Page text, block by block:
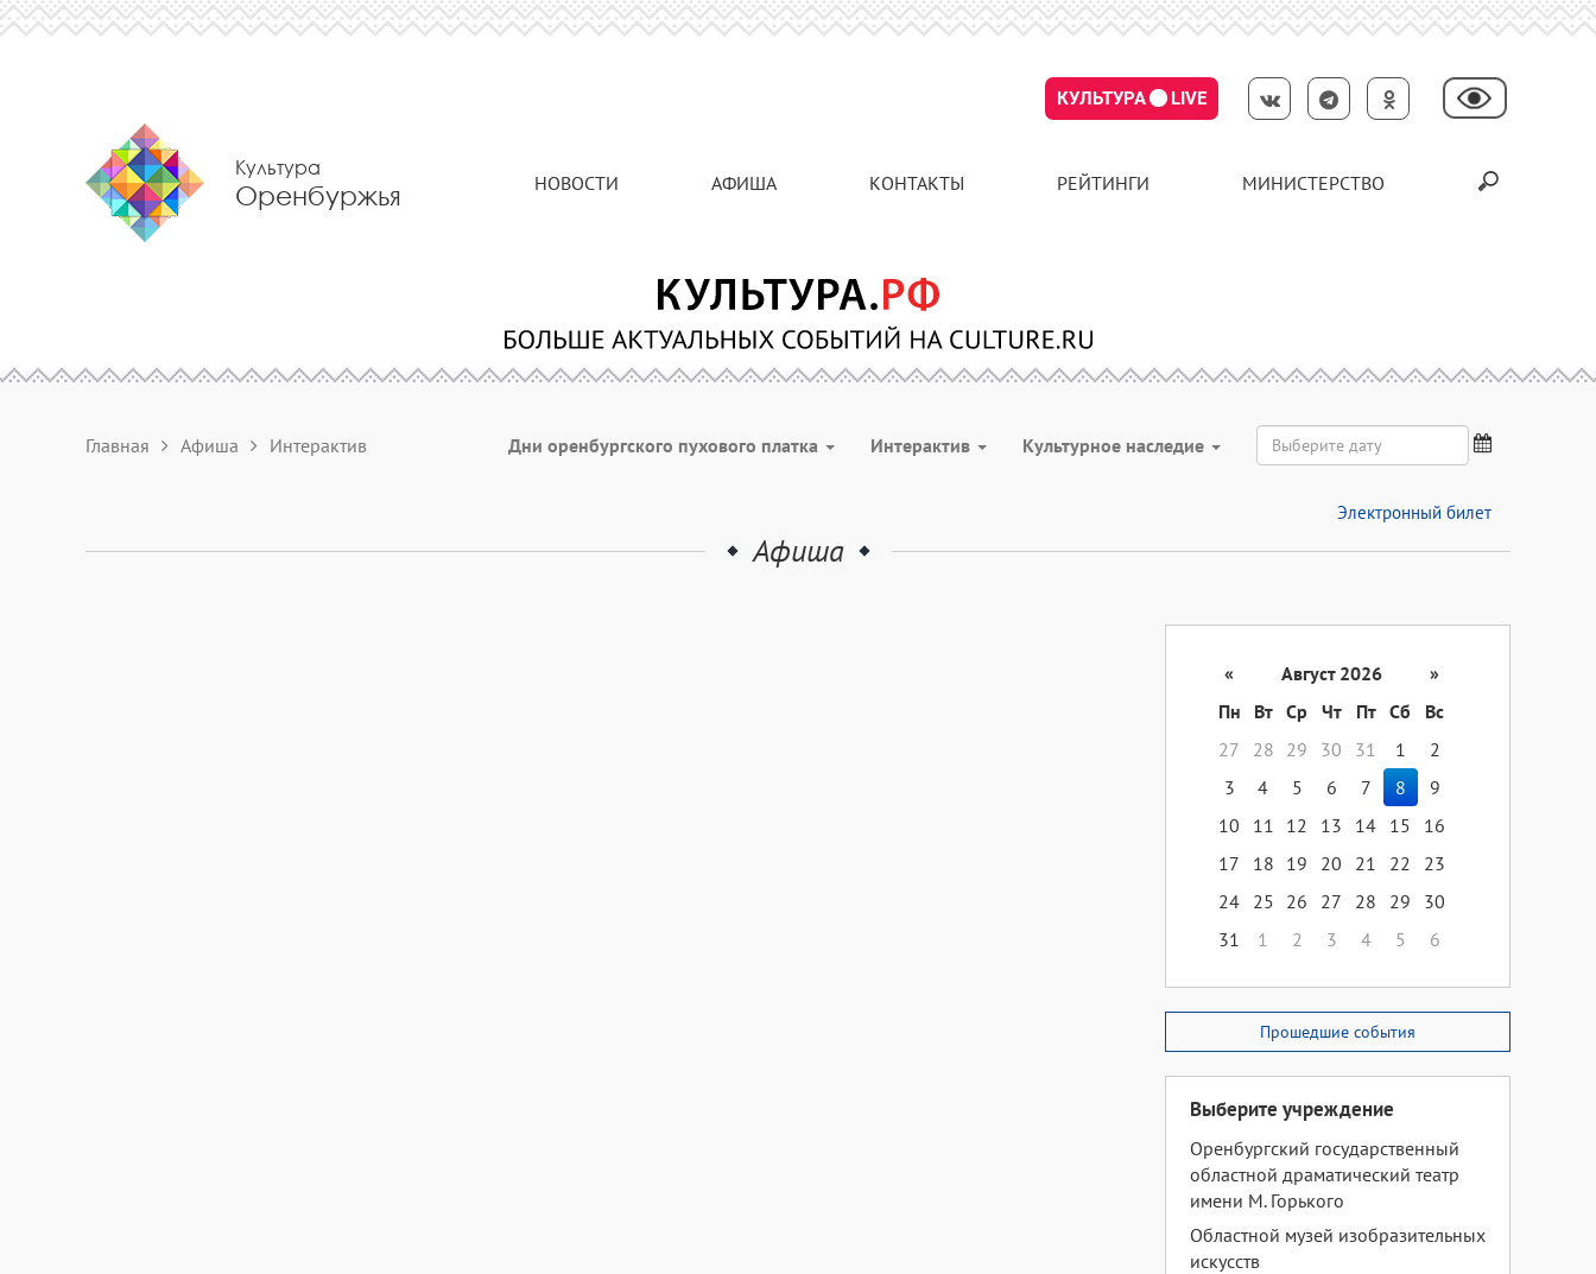
КУЛЬТУРА LIVE
Культура
Оренбуржья НОВОСТИ АФИША КОНТАКТЫ РЕЙТИНГИ МИНИСТЕРСТВО
Главная Афиша Интерактив Дни оренбургского пухового платка Интерактив Культурное наследие
Электронный билет
Афиша
« Август 2026
»
Пн
Вт Ср Чт Пт Сб
Вс
27
28 29 30 31 1
2
3
4 5 6 7 8
9
10
11 12 13 14 15
16
17
18 19 20 21 22
23
24 25 26 27 28 29
30
31
1 2 3 4 5 6
Прошедшие события
Выберите учреждение
Оренбургский государственный
областной драматический театр
имени М. Горького
Областной музей изобразительных
искусств